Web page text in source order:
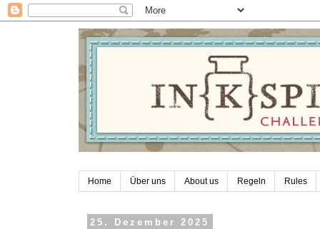
Home Über uns About us Regeln Rules
25. Dezember 2025